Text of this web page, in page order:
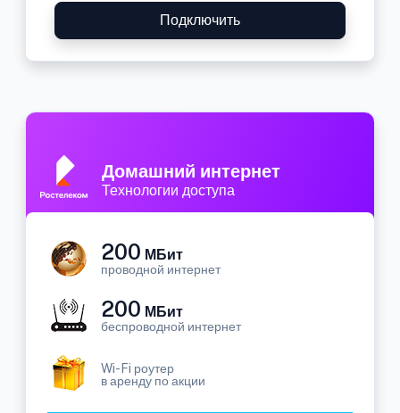
Подключить
Домашний интернет
Технологии доступа
200 МБит
проводной интернет
200 МБит
беспроводной интернет
Wi-Fi роутер
в аренду по акции